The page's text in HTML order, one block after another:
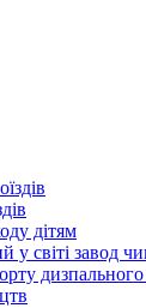
дітям
у світі завод